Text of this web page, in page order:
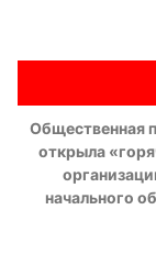
Общественная
открыла
начального